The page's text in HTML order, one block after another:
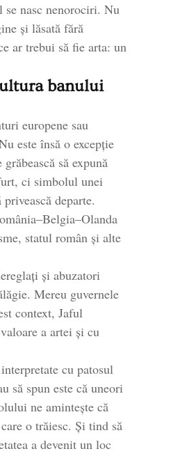
se nasc nenorociri. Nu
și lăsată fără
ar trebui să fie arta: un
banului
europene sau
este însă o excepție
să expună
ci simbolul unei
departe.
statul român și alte
și abuzatori
Mereu guvernele
context, Jaful
a artei și cu
cu patosul
să spun este că uneori
ne amintește că
o trăiesc. Și tind să
a devenit un loc